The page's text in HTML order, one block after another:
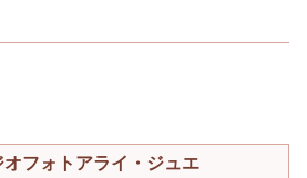
オフォトアライ・ジュエ